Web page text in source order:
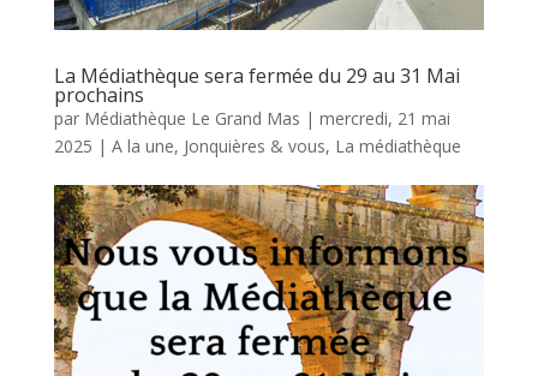
La Médiathèque sera fermée du 29 au 31 Mai
prochains
par Médiathèque Le Grand Mas | mercredi, 21 mai
2025 | A la une, Jonquières & vous, La médiathèque